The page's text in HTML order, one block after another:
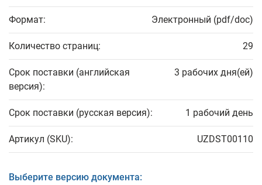
Формат: Электронный (pdf/doc)
Количество страниц: 29
Срок поставки (английская
версия):
3 рабочих дня(ей)
Срок поставки (русская версия): 1 рабочий день
Артикул (SKU): UZDST00110
Выберите версию документа: